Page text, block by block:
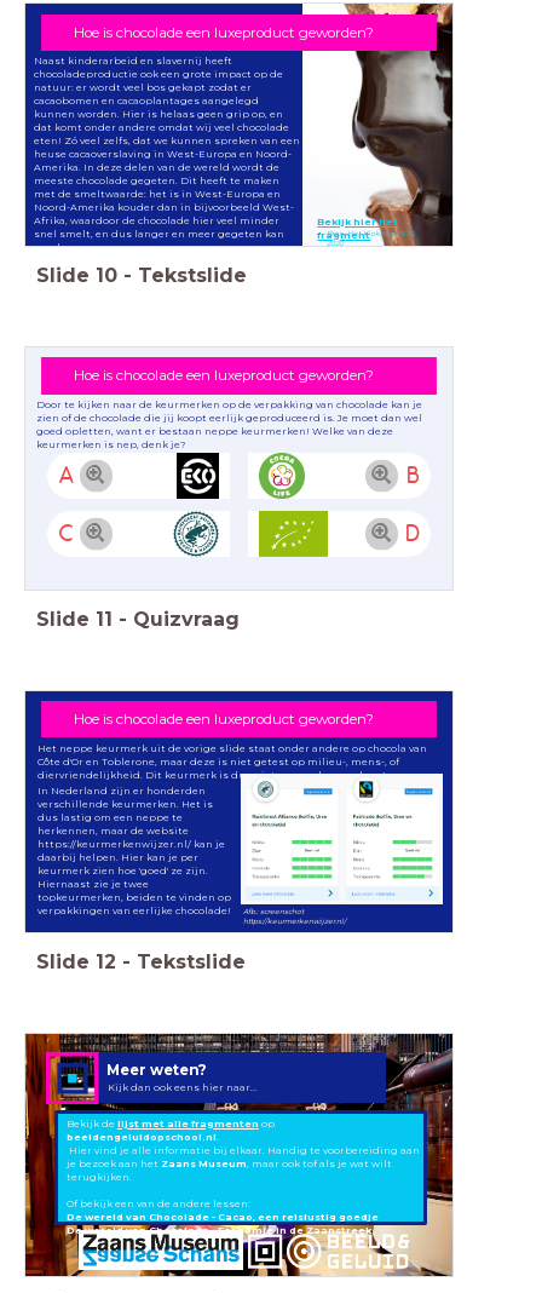
Naast kinderarbeid en slavernij heeft
chocoladeproductie ook een grote impact op de
natuur: er wordt veel bos gekapt zodat er
cacaobomen en cacaoplantages aangelegd
kunnen worden. Hier is helaas geen grip op, en
dat komt onder andere omdat wij veel chocolade
eten! Zó veel zelfs, dat we kunnen spreken van een
heuse cacaoverslaving in West-Europa en Noord-
Amerika. In deze delen van de wereld wordt de
meeste chocolade gegeten. Dit heeft te maken
met de smeltwaarde: het is in West-Europa en
Noord-Amerika kouder dan in bijvoorbeeld West-
Afrika, waardoor de chocolade hier veel minder
snel smelt, en dus langer en meer gegeten kan
worden.
Bron: Het Klokhuis, NTR,
2020
Bekijk hier het
fragment
Hoe is chocolade een luxeproduct geworden?
Slide 10 - Tekstslide
Hoe is chocolade een luxeproduct geworden?
Door te kijken naar de keurmerken op de verpakking van chocolade kan je
zien of de chocolade die jij koopt eerlijk geproduceerd is. Je moet dan wel
goed opletten, want er bestaan neppe keurmerken! Welke van deze
keurmerken is nep, denk je?
A B
C D
Slide 11 - Quizvraag
Hoe is chocolade een luxeproduct geworden?
Het neppe keurmerk uit de vorige slide staat onder andere op chocola van
Côte d'Or en Toblerone, maar deze is niet getest op milieu-, mens-, of
diervriendelijkheid. Dit keurmerk is dus niets meer dan een logo!
In Nederland zijn er honderden
verschillende keurmerken. Het is
dus lastig om een neppe te
herkennen, maar de website
https://keurmerkenwijzer.nl/ kan je
daarbij helpen. Hier kan je per
keurmerk zien hoe 'goed' ze zijn.
Hiernaast zie je twee
topkeurmerken, beiden te vinden op
verpakkingen van eerlijke chocolade!
Afb.: screenschot
https://keurmerkenwijzer.nl/
Slide 12 - Tekstslide
Meer weten?
Kijk dan ook eens hier naar...
Bekijk de lijst met alle fragmenten op
beeldengeluidopschool.nl.
Hier vind je alle informatie bij elkaar. Handig te voorbereiding aan
je bezoek aan het Zaans Museum, maar ook tof als je wat wilt
terugkijken.
Of bekijk een van de andere lessen:
De wereld van Chocolade - Cacao, een reislustig goedje
De wereld van Chocolade - Economie in de Zaanstreek